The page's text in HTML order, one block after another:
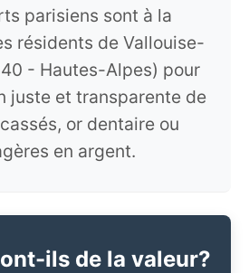
parisiens sont à la
résidents de Vallouise-
- Hautes-Alpes) pour
juste et transparente de
or dentaire ou
en argent.
ils de la valeur?